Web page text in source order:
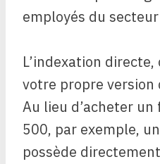
employés du
L’indexation
votre propre version
Au lieu d’acheter
500, par exemple,
possède